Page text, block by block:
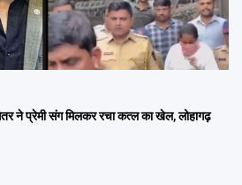
प्रेमी संग मिलकर रचा कत्ल का खेल, लोहागढ़